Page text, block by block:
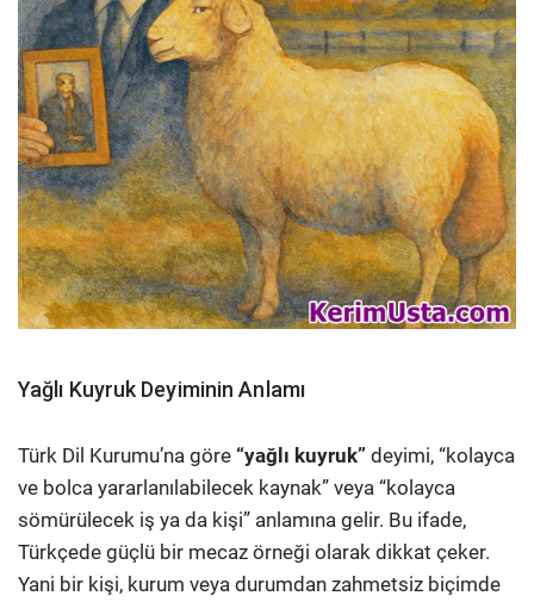
Yağlı Kuyruk Deyiminin Anlamı
Türk Dil Kurumu’na göre “yağlı kuyruk” deyimi, “kolayca
ve bolca yararlanılabilecek kaynak” veya “kolayca
sömürülecek iş ya da kişi” anlamına gelir. Bu ifade,
Türkçede güçlü bir mecaz örneği olarak dikkat çeker.
Yani bir kişi, kurum veya durumdan zahmetsiz biçimde